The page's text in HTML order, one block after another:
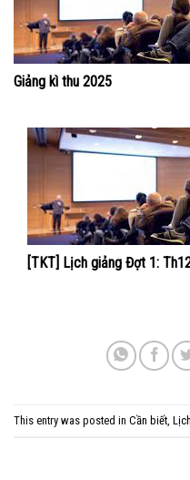
Giảng kì thu 2025
[TKT] Lịch giảng Đợt 1:
This entry was posted in Cần biết